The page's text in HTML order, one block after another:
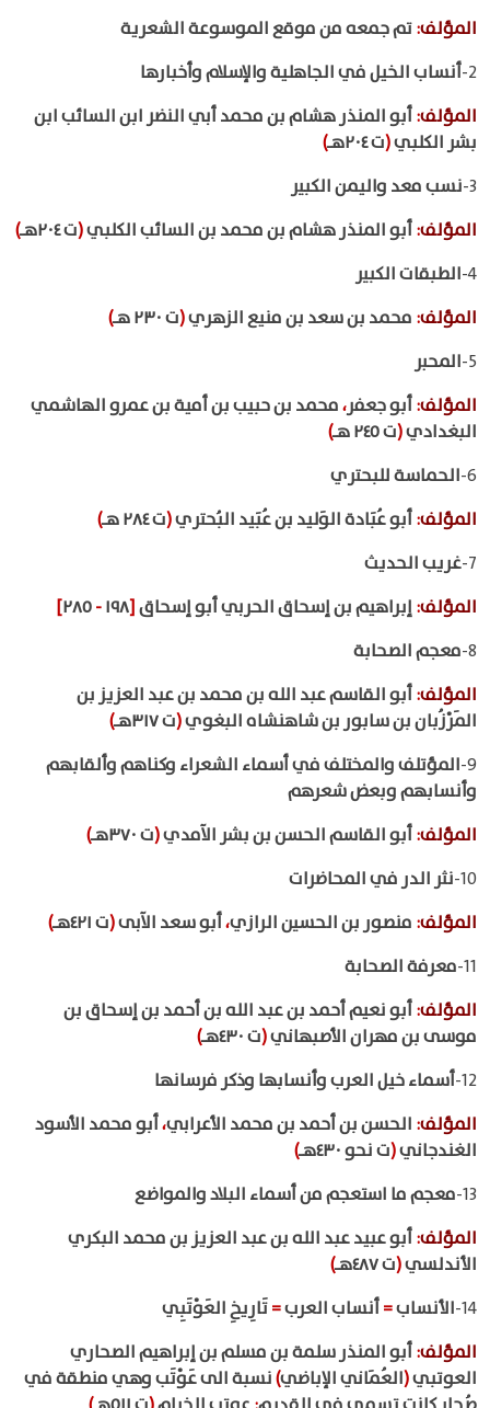
المؤلف:تم جمعه من موقع الموسوعة الشعرية
2- أنساب الخيل في الجاهلية والإسلام وأخبارها
المؤلف:أبو المنذر هشام بن محمد أبي النضر ابن السائب ابن
بشر الكلبي(ت ٢٠٤هـ
)
3- نسب معد واليمن الكبير
المؤلف:أبو المنذر هشام بن محمد بن السائب الكلبي(ت ٢٠٤هـ
)
4- الطبقات الكبير
المؤلف: محمد بن سعد بن منيع الزهري(ت ٢٣٠ هـ
)
5- المحبر
المؤلف:أبو جعفر،محمد بن حبيب بن أمية بن عمرو الهاشمي
البغدادي(ت ٢٤٥ هـ
)
6- الحماسة للبحتري
المؤلف:أبو عُبَادة الوَليد بن عُبَيد البُحتري(ت ٢٨٤ هـ
)
7- غريب الحديث
المؤلف:إبراهيم بن إسحاق الحربي أبو إسحاق[١٩٨-
]
8- معجم الصحابة
المؤلف:أبو القاسم عبد الله بن محمد بن عبد العزيز بن
المَرْزُبان بن سابور بن شاهنشاه البغوي(ت ٣١٧هـ
)
9- المؤتلف والمختلف في أسماء الشعراء وكناهم وألقابهم
وأنسابهم وبعض شعرهم
المؤلف:أبو القاسم الحسن بن بشر الآمدي(ت ٣٧٠هـ
)
10- نثر الدر في المحاضرات
المؤلف: منصور بن الحسين الرازي،أبو سعد الآبى(ت ٤٢١هـ
)
11- معرفة الصحابة
المؤلف:أبو نعيم أحمد بن عبد الله بن أحمد بن إسحاق بن
موسى بن مهران الأصبهاني(ت ٤٣٠هـ
)
12- أسماء خيل العرب وأنسابها وذكر فرسانها
المؤلف: الحسن بن أحمد بن محمد الأعرابي،أبو محمد الأسود
الغندجاني(ت نحو ٤٣٠هـ
)
13- معجم ما استعجم من أسماء البلاد والمواضع
المؤلف:أبو عبيد عبد الله بن عبد العزيز بن محمد البكري
الأندلسي(ت ٤٨٧هـ
)
14- الأنساب=أنساب العرب=تَارِيخِ العَوْتَبِي
المؤلف:أبو المنذر سلمة بن مسلم بن إبراهيم الصحاري
العوتبي(العُمَاني الإباضي)نسبة الى عَوْتَب وهي منطقة في